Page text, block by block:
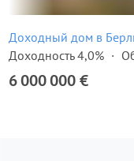
Доходный дом в
Доходность 4,0%
6 000 000 €